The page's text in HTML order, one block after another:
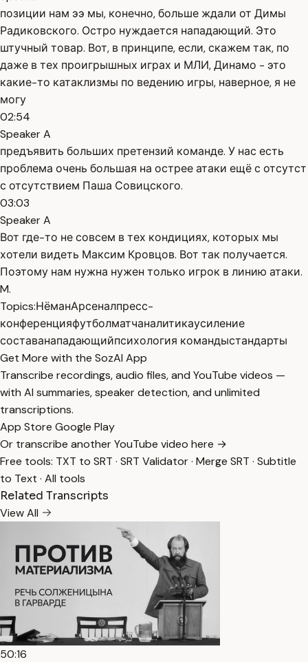
позиции нам ээ мы, конечно, больше ждали от Димы
Радиковского. Остро нуждается нападающий. Это
штучный товар. Вот, в принципе, если, скажем так, по
даже в тех проигрышных играх и МЛИ, Динамо - это
какие-то катаклизмы по ведению игры, наверное, я не
могу
02:54
Speaker A
предъявить больших претензий команде. У нас есть
проблема очень большая на острее атаки ещё с отсутст
с отсутствием Паша Совицского.
03:03
Speaker A
Вот где-то не совсем в тех кондициях, которых мы
хотели видеть Максим Кровцов. Вот так получается.
Поэтому нам нужна нужен только игрок в линию атаки.
M.
Topics:НёманАрсеналпресс-
конференцияфутболматчаналитикаусиление
составанападающийпсихология командыстандарты
Get More with the SozAI App
Transcribe recordings, audio files, and YouTube videos —
with AI summaries, speaker detection, and unlimited
transcriptions.
App Store Google Play
Or transcribe another YouTube video here →
Free tools: TXT to SRT · SRT Validator· Merge SRT · Subtitle
to Text · All tools
Related Transcripts
View All
50:16